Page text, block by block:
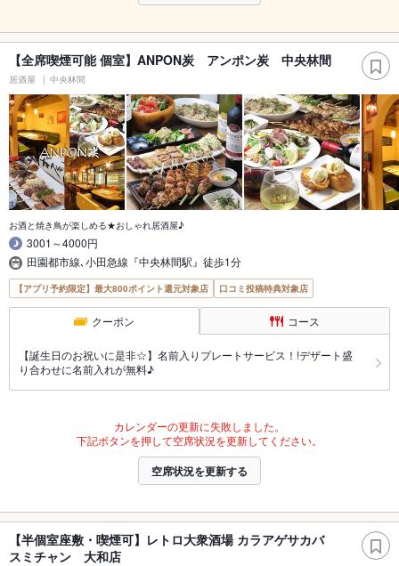
【全席喫煙可能 個室】ANPON炭 アンポン炭 中央林間
居酒屋 中央林間
お酒と焼き鳥が楽しめる★おしゃれ居酒屋♪
3001～4000円
田園都市線､小田急線『中央林間駅』徒歩1分
【アプリ予約限定】最大800ポイント還元対象店 口コミ投稿特典対象店
クーポン コース
【誕生日のお祝いに是非☆】名前入りプレートサービス！!デザート盛
り合わせに名前入れが無料♪
カレンダーの更新に失敗しました。
下記ボタンを押して空席状況を更新してください。
空席状況を更新する
【半個室座敷・喫煙可】レトロ大衆酒場 カラアゲサカバ
スミチャン 大和店